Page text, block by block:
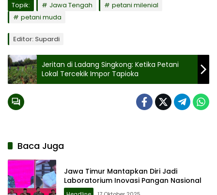
Topik: Jawa Tengah
petani milenial
petani muda
Editor: Supardi
Jeritan di Ladang Singkong: Ketika Petani
Lokal Tercekik Impor Tapioka
Baca Juga
Jawa Timur Mantapkan Diri Jadi
Laboratorium Inovasi Pangan Nasional